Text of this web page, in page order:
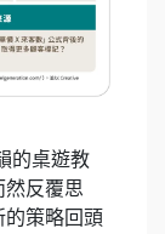
的桌遊教
然反覆思
的策略回頭